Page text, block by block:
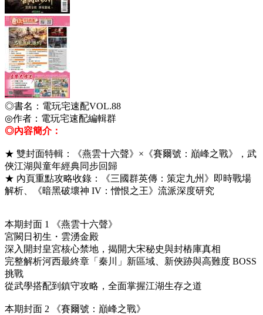
◎書名：電玩宅速配VOL.88
◎作者：電玩宅速配編輯群
◎內容簡介：
★ 雙封面特輯：《燕雲十六聲》×《賽爾號：巔峰之戰》，武
俠江湖與童年經典同步回歸
★ 內頁重點攻略收錄：《三國群英傳：策定九州》即時戰場
解析、《暗黑破壞神 IV：憎恨之王》流派深度研究
本期封面 1 《燕雲十六聲》
宮闕日初生・雲湧金殿
深入開封皇宮核心禁地，揭開大宋秘史與封樁庫真相
完整解析河西最終章「秦川」新區域、新俠跡與高難度 BOSS
挑戰
從武學搭配到鎮守攻略，全面掌握江湖生存之道
本期封面 2 《賽爾號：巔峰之戰》